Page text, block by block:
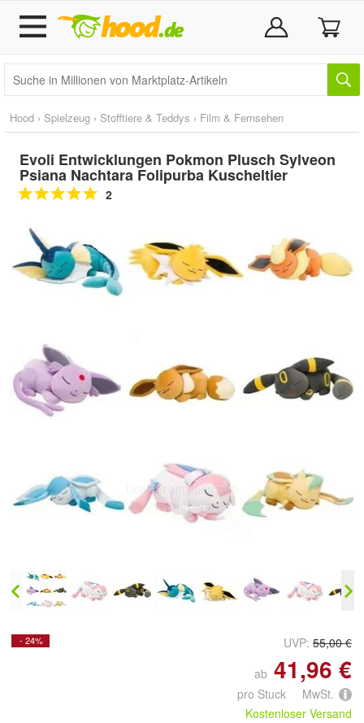
Hood › Spielzeug › Stofftiere & Teddys › Film & Fernsehen
Evoli Entwicklungen Pokmon Plusch Sylveon
Psiana Nachtara Folipurba Kuscheltier
2
Doppelt antippen zum
vergrößern
- 24% UVP: 55,00 €
ab 41,96 €
pro Stuck MwSt.
Kostenloser Versand